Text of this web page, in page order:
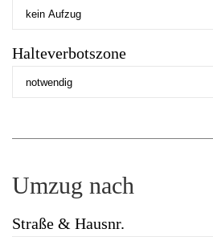
Halteverbotszone
Umzug nach
Straße & Hausnr.